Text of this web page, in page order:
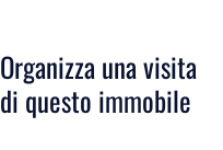
Organizza una visita
di questo immobile